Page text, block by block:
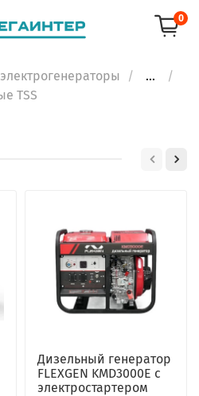
0
...
TSS
Дизельный генератор
FLEXGEN KMD3000E с
электростартером